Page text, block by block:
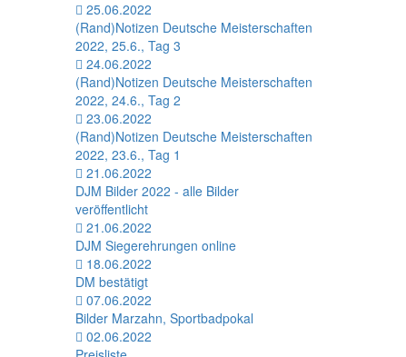
25.06.2022
(Rand)Notizen Deutsche Meisterschaften
2022, 25.6., Tag 3
24.06.2022
(Rand)Notizen Deutsche Meisterschaften
2022, 24.6., Tag 2
23.06.2022
(Rand)Notizen Deutsche Meisterschaften
2022, 23.6., Tag 1
21.06.2022
DJM Bilder 2022 - alle Bilder
veröffentlicht
21.06.2022
DJM Siegerehrungen online
18.06.2022
DM bestätigt
07.06.2022
Bilder Marzahn, Sportbadpokal
02.06.2022